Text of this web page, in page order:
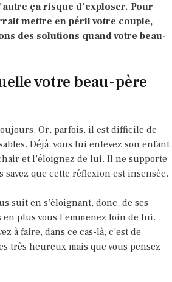
ça risque d’exploser. Pour
mettre en péril votre couple,
des solutions quand votre beau-
votre beau-père
Or, parfois, il est difficile de
Déjà, vous lui enlevez son enfant.
et l’éloignez de lui. Il ne supporte
savez que cette réflexion est insensée.
suit en s’éloignant, donc, de ses
plus vous l’emmenez loin de lui.
à faire, dans ce cas-là, c’est de
très heureux mais que vous pensez